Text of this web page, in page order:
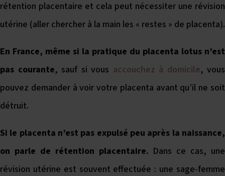
rétention placentaire et cela peut nécessiter une révision
utérine (aller chercher à la main les « restes » de placenta).
En France, même si la pratique du placenta lotus n’est
pas courante, sauf si vous accouchez à domicile, vous
pouvez demander à voir votre placenta avant qu’il ne soit
détruit.
Si le placenta n’est pas expulsé peu après la naissance,
on parle de rétention placentaire. Dans ce cas, une
révision utérine est souvent effectuée : une sage-femme